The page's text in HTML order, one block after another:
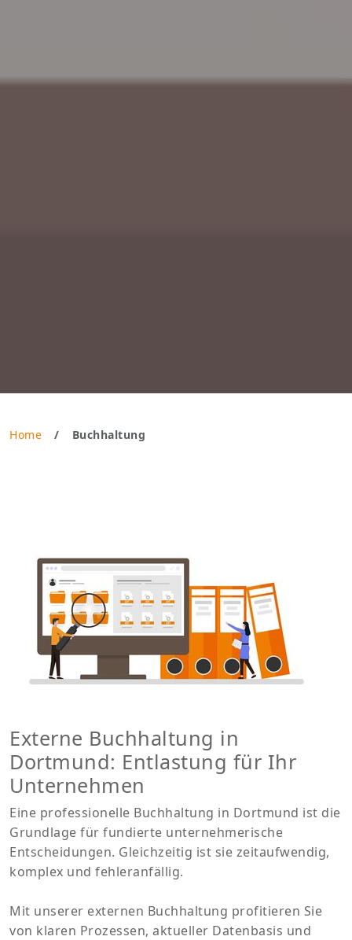
Home Buchhaltung
Externe Buchhaltung in
Dortmund: Entlastung für Ihr
Unternehmen
Eine professionelle Buchhaltung in Dortmund ist die
Grundlage für fundierte unternehmerische
Entscheidungen. Gleichzeitig ist sie zeitaufwendig,
komplex und fehleranfällig.
Mit unserer externen Buchhaltung profitieren Sie
von klaren Prozessen, aktueller Datenbasis und